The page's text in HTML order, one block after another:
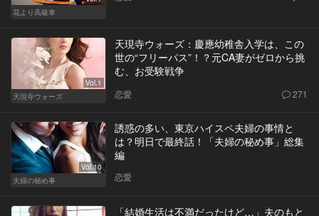
花より高級車
Vol.1
天現寺ウォーズ
天現寺ウォーズ：慶應幼稚舎入学は、この
世の“フリーパス”！？元CA妻がゼロから挑
む、お受験戦争
恋愛 271
Vol.10
夫婦の秘め事
誘惑の多い、東京ハイスペ夫婦の事情と
は？明日で最終話！「夫婦の秘め事」総集
編
恋愛
「結婚生活は不満だったけど…」夫のもと